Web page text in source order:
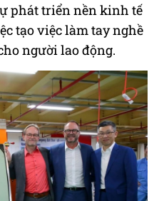
phát triển nền kinh tế
tạo việc làm tay nghề
người lao động.